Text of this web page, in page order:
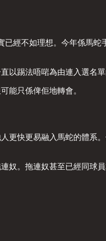
經不如理想。今年係馬
以踢法唔啱為由連入選名單
能只係俾佢地轉會。
更快更易融入馬蛇的體系
。拖連奴甚至已經同球